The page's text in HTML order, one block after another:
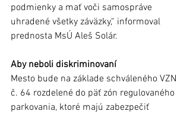
podmienky a mať voči samospráve
uhradené všetky záväzky,“ informoval
prednosta MsÚ Aleš Solár.
Aby neboli diskriminovaní
Mesto bude na základe schváleného VZN
č. 64 rozdelené do päť zón regulovaného
parkovania, ktoré majú zabezpečiť